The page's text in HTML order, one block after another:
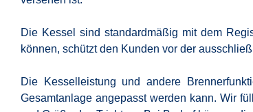
Die Kessel sind standardmäßig mit dem
können, schützt den Kunden vor der
Die Kesselleistung und andere
Gesamtanlage angepasst werden kann. Wir